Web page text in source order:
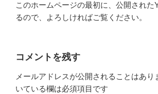
このホームページの最初に、公開された
るので、よろしければご覧ください。
コメントを残す
メールアドレスが公開されることはあり
いている欄は必須項目です